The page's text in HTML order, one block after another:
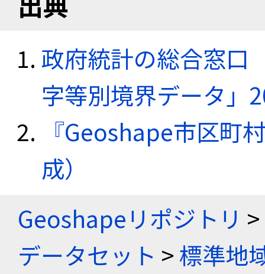
政府統計の総合窓口
字等別境界データ」
『Geoshape市区町
成）
Geoshapeリポジトリ >
データセット >標準地